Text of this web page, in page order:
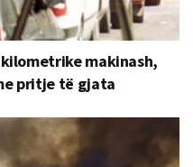
makinash,
pritje të gjata